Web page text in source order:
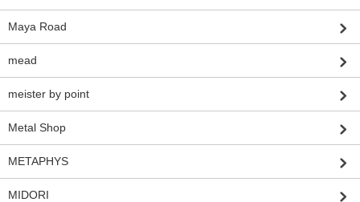
Maya Road
mead
meister by point
Metal Shop
METAPHYS
MIDORI